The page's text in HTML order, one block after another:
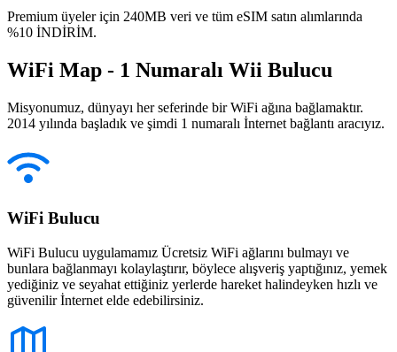
Premium üyeler için 240MB veri ve tüm eSIM satın alımlarında
%10 İNDİRİM.
WiFi Map - 1 Numaralı Wii Bulucu
Misyonumuz, dünyayı her seferinde bir WiFi ağına bağlamaktır.
2014 yılında başladık ve şimdi 1 numaralı İnternet bağlantı aracıyız.
WiFi Bulucu
WiFi Bulucu uygulamamız Ücretsiz WiFi ağlarını bulmayı ve
bunlara bağlanmayı kolaylaştırır, böylece alışveriş yaptığınız, yemek
yediğiniz ve seyahat ettiğiniz yerlerde hareket halindeyken hızlı ve
güvenilir İnternet elde edebilirsiniz.